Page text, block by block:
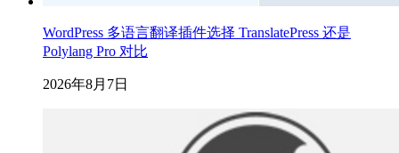
WordPress 多语言翻译插件选择 TranslatePress 还是
Polylang Pro 对比
2026年8月7日